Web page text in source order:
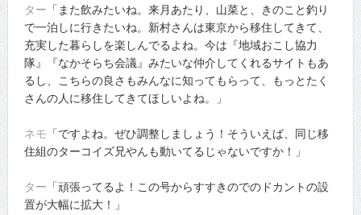
ター 「また飲みたいね。来月あたり、山菜と、きのこと釣り
で一泊しに行きたいね。新村さんは東京から移住してきて、
充実した暮らしを楽しんでるよね。今は『地域おこし協力
隊』『なかそらち会議』みたいな仲介してくれるサイトもあ
るし、こちらの良さもみんなに知ってもらって、もっとたく
さんの人に移住してきてほしいよね。」
ネモ 「ですよね。ぜひ調整しましょう！そういえば、同じ移
住組のターコイズ兄やんも動いてるじゃないですか！」
ター 「頑張ってるよ！この号からすすきのでのドカントの設
置が大幅に拡大！」